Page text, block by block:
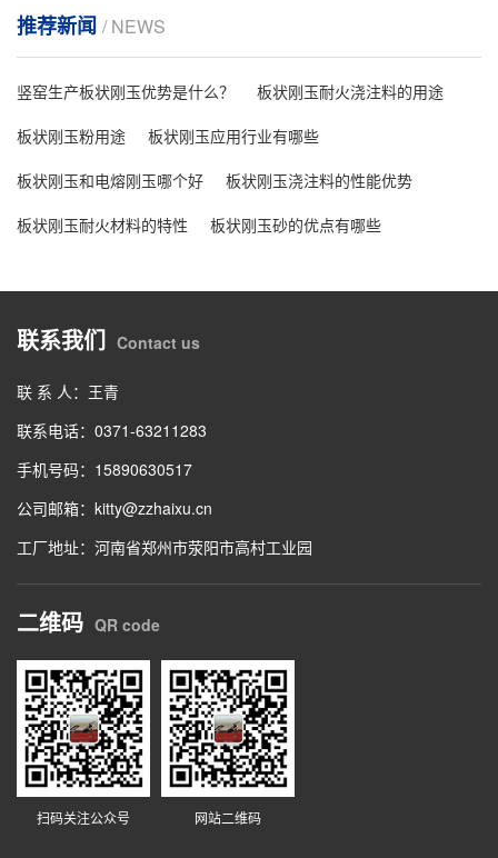
推荐新闻 / NEWS
竖窑生产板状刚玉优势是什么？
板状刚玉耐火浇注料的用途
板状刚玉粉用途
板状刚玉应用行业有哪些
板状刚玉和电熔刚玉哪个好
板状刚玉浇注料的性能优势
板状刚玉耐火材料的特性
板状刚玉砂的优点有哪些
联系我们 Contact us
联 系 人：王青
联系电话：0371-63211283
手机号码：15890630517
公司邮箱：kitty@zzhaixu.cn
工厂地址：河南省郑州市荥阳市高村工业园
二维码 QR code
扫码关注公众号 网站二维码